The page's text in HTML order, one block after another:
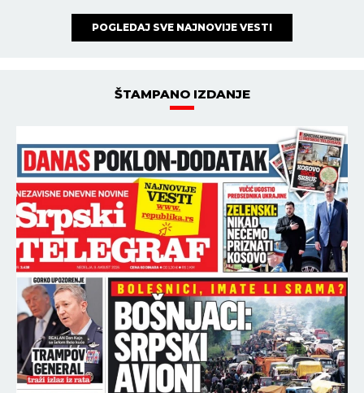
POGLEDAJ SVE NAJNOVIJE VESTI
ŠTAMPANO IZDANJE